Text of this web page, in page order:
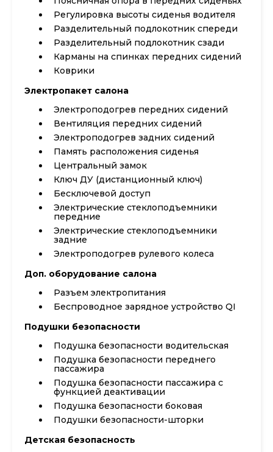
Регулировка высоты сиденья водителя
Разделительный подлокотник спереди
Разделительный подлокотник сзади
Карманы на спинках передних сидений
Коврики
Электропакет салона
Электроподогрев передних сидений
Вентиляция передних сидений
Электроподогрев задних сидений
Память расположения сиденья
Центральный замок
Ключ ДУ (дистанционный ключ)
Бесключевой доступ
Электрические стеклоподъемники
передние
Электрические стеклоподъемники
задние
Электроподогрев рулевого колеса
Доп. оборудование салона
Разъем электропитания
Беспроводное зарядное устройство QI
Подушки безопасности
Подушка безопасности водительская
Подушка безопасности переднего
пассажира
Подушка безопасности пассажира с
функцией деактивации
Подушка безопасности боковая
Подушки безопасности-шторки
Детская безопасность